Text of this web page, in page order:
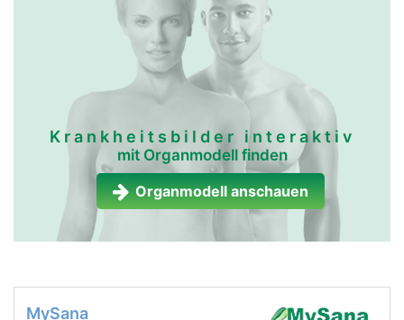
Krankheitsbilder interaktiv
mit Organmodell finden
Organmodell anschauen
MySana